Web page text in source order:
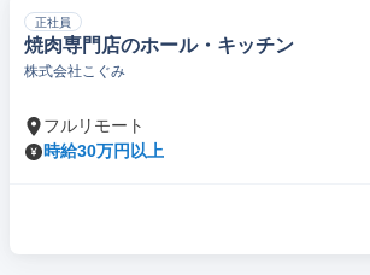
正社員
焼肉専門店のホール・キッチン
株式会社こぐみ
フルリモート
時給30万円以上